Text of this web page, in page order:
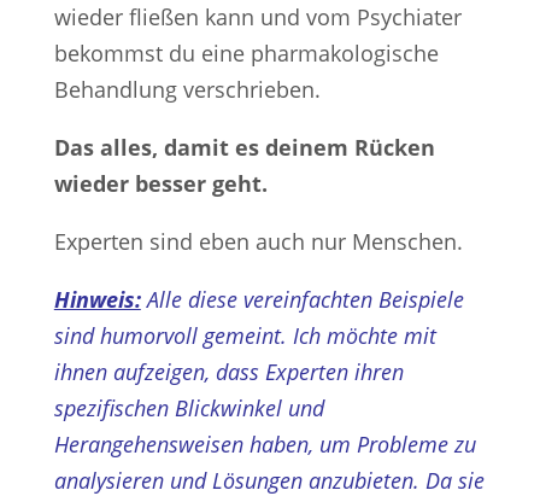
wieder fließen kann und vom Psychiater
bekommst du eine pharmakologische
Behandlung verschrieben.
Das alles, damit es deinem Rücken
wieder besser geht.
Experten sind eben auch nur Menschen.
Hinweis:Alle diese vereinfachten Beispiele
sind humorvoll gemeint. Ich möchte mit
ihnen aufzeigen, dass Experten ihren
spezifischen Blickwinkel und
Herangehensweisen haben, um Probleme zu
analysieren und Lösungen anzubieten. Da sie